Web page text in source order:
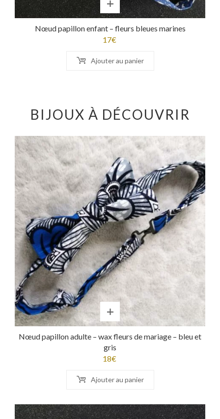
Nœud papillon enfant – fleurs bleues marines
17€
Ajouter au panier
BIJOUX À DÉCOUVRIR
Nœud papillon adulte – wax fleurs de mariage – bleu et
gris
18€
Ajouter au panier